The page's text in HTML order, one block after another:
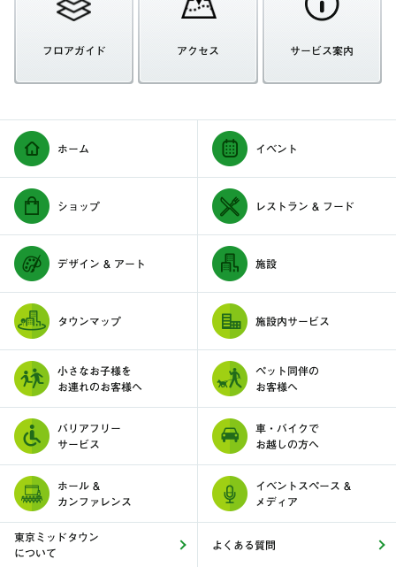
フロアガイド アクセス サービス案内
ホーム イベント
ショップ レストラン & フード
デザイン & アート 施設
タウンマップ 施設内サービス
小さなお子様を
お連れのお客様へ
ペット同伴の
お客様へ
バリアフリー
サービス
車・バイクで
お越しの方へ
ホール &
カンファレンス
イベントスペース &
メディア
東京ミッドタウン
について
よくある質問